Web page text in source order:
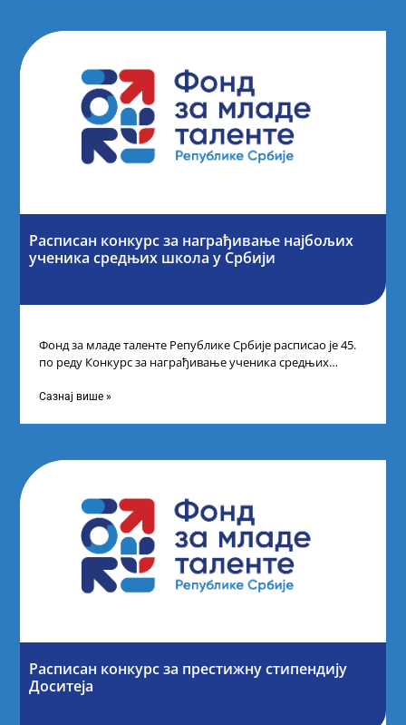
Расписан конкурс за награђивање најбољих
ученика средњих школа у Србији
Фонд за младе таленте Републике Србије расписао је 45.
по реду Конкурс за награђивање ученика средњих
Сазнај више »
Расписан конкурс за престижну стипендију
Доситеја